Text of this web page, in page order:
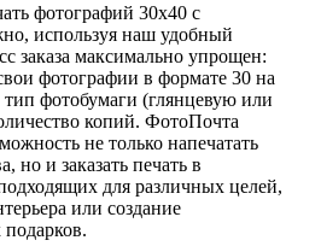
фотографий 30х40 с
используя наш удобный
заказа максимально упрощен:
фотографии в формате 30 на
фотобумаги (глянцевую или
копий. ФотоПочта
не только напечатать
но и заказать печать в
для различных целей,
или создание